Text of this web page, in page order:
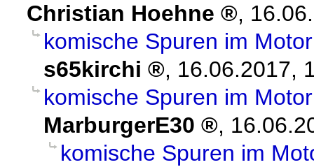
Christian Hoehne
,
komische Spuren im
s65kirchi
, 16.06.2017,
komische Spuren im
MarburgerE30
,
komische Spuren im